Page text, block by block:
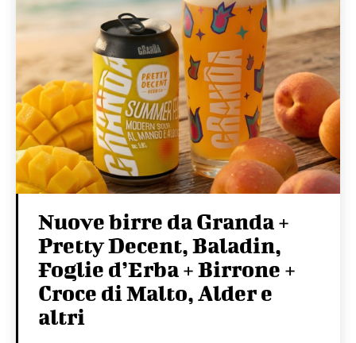
Nuove birre da Granda +
Pretty Decent, Baladin,
Foglie d’Erba + Birrone +
Croce di Malto, Alder e
altri